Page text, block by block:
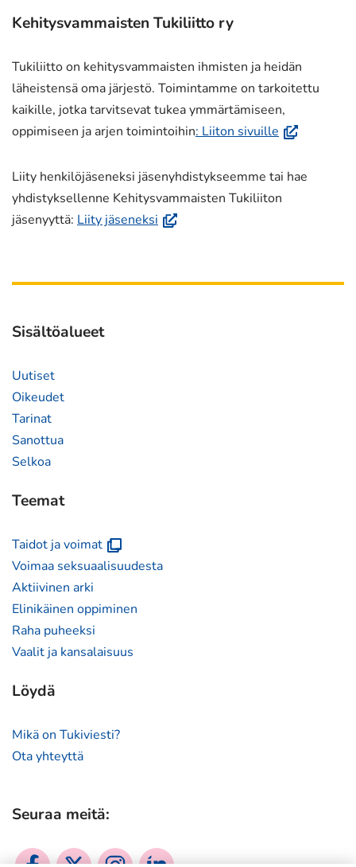
Kehitysvammaisten Tukiliitto ry
Tukiliitto on kehitysvammaisten ihmisten ja heidän
läheistensä oma järjestö. Toimintamme on tarkoitettu
kaikille, jotka tarvitsevat tukea ymmärtämiseen,
oppimiseen ja arjen toimintoihin: Liiton sivuille (avautuu
ikkunaan,
siirryt
Liity henkilöjäseneksi jäsenyhdistykseemme tai hae
yhdistyksellenne Kehitysvammaisten Tukiliiton
jäsenyyttä: Liity jäseneksi (avautuu
siirryt
Sisältöalueet
Uutiset
Oikeudet
Tarinat
Sanottua
Selkoa
Teemat
Taidot ja voimat(avautuu
uuteen
Voimaa seksuaalisuudesta
Aktiivinen arki
Elinikäinen oppiminen
Raha puheeksi
Vaalit ja kansalaisuus
Löydä
Mikä on Tukiviesti?
Ota yhteyttä
Seuraa meitä:
SosiaalinenSosiaalinenSosiaalinenSosiaalinen